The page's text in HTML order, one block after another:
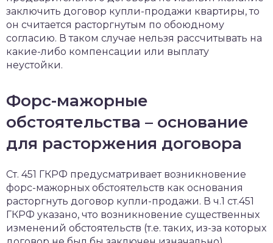
заключить договор купли-продажи квартиры, то
он считается расторгнутым по обоюдному
согласию. В таком случае нельзя рассчитывать на
какие-либо компенсации или выплату
неустойки.
Форс-мажорные
обстоятельства – основание
для расторжения договора
Ст. 451 ГКРФ предусматривает возникновение
форс-мажорных обстоятельств как основания
расторгнуть договор купли-продажи. В ч.1 ст.451
ГКРФ указано, что возникновение существенных
изменений обстоятельств (т.е. таких, из-за которых